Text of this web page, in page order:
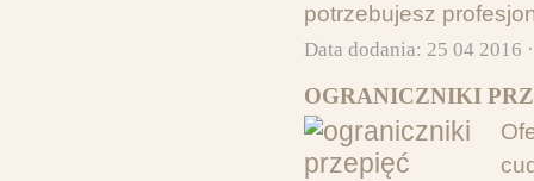
potrzebujesz
Data dodania: 25 04 2016
OGRANICZNIKI